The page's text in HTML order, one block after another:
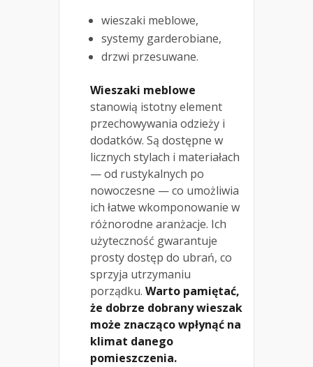
wieszaki meblowe,
systemy garderobiane,
drzwi przesuwane.
Wieszaki meblowe
stanowią istotny element
przechowywania odzieży i
dodatków. Są dostępne w
licznych stylach i materiałach
— od rustykalnych po
nowoczesne — co umożliwia
ich łatwe wkomponowanie w
różnorodne aranżacje. Ich
użyteczność gwarantuje
prosty dostęp do ubrań, co
sprzyja utrzymaniu
porządku. Warto pamiętać,
że dobrze dobrany wieszak
może znacząco wpłynąć na
klimat danego
pomieszczenia.